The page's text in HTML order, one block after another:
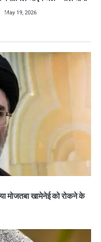
May 19, 2026
मोजतबा खामेनेई को रोकने के